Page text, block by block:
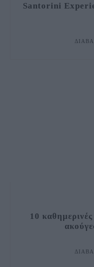
Santorini
10 καθημερινές